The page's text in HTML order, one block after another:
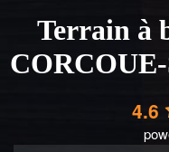
Terrain à
4.6